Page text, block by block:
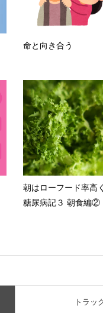
命と向き合う
朝はローフード率高
糖尿病記３ 朝食編②
トラッ